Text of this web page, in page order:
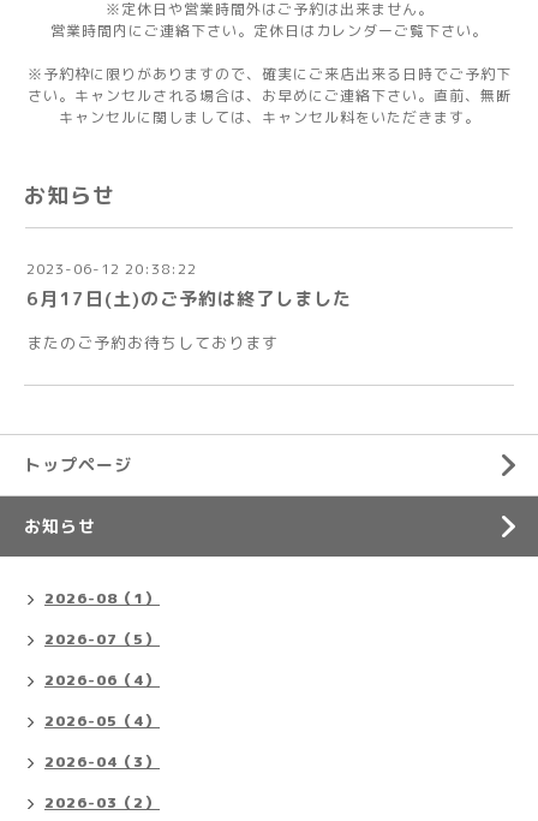
※定休日や営業時間外はご予約は出来ません。
営業時間内にご連絡下さい。定休日はカレンダーご覧下さい。
※予約枠に限りがありますので、確実にご来店出来る日時でご予約下
さい。キャンセルされる場合は、お早めにご連絡下さい。直前、無断
キャンセルに関しましては、キャンセル料をいただきます。
お知らせ
2023-06-12 20:38:22
6月17日(土)のご予約は終了しました
またのご予約お待ちしております
トップページ
お知らせ
2026-08（1）
2026-07（5）
2026-06（4）
2026-05（4）
2026-04（3）
2026-03（2）